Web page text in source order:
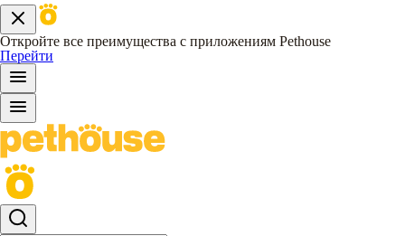
Откройте все преимущества с приложениям Pethouse
Перейти